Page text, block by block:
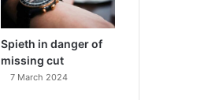
Spieth in danger of
missing cut
7 March 2024